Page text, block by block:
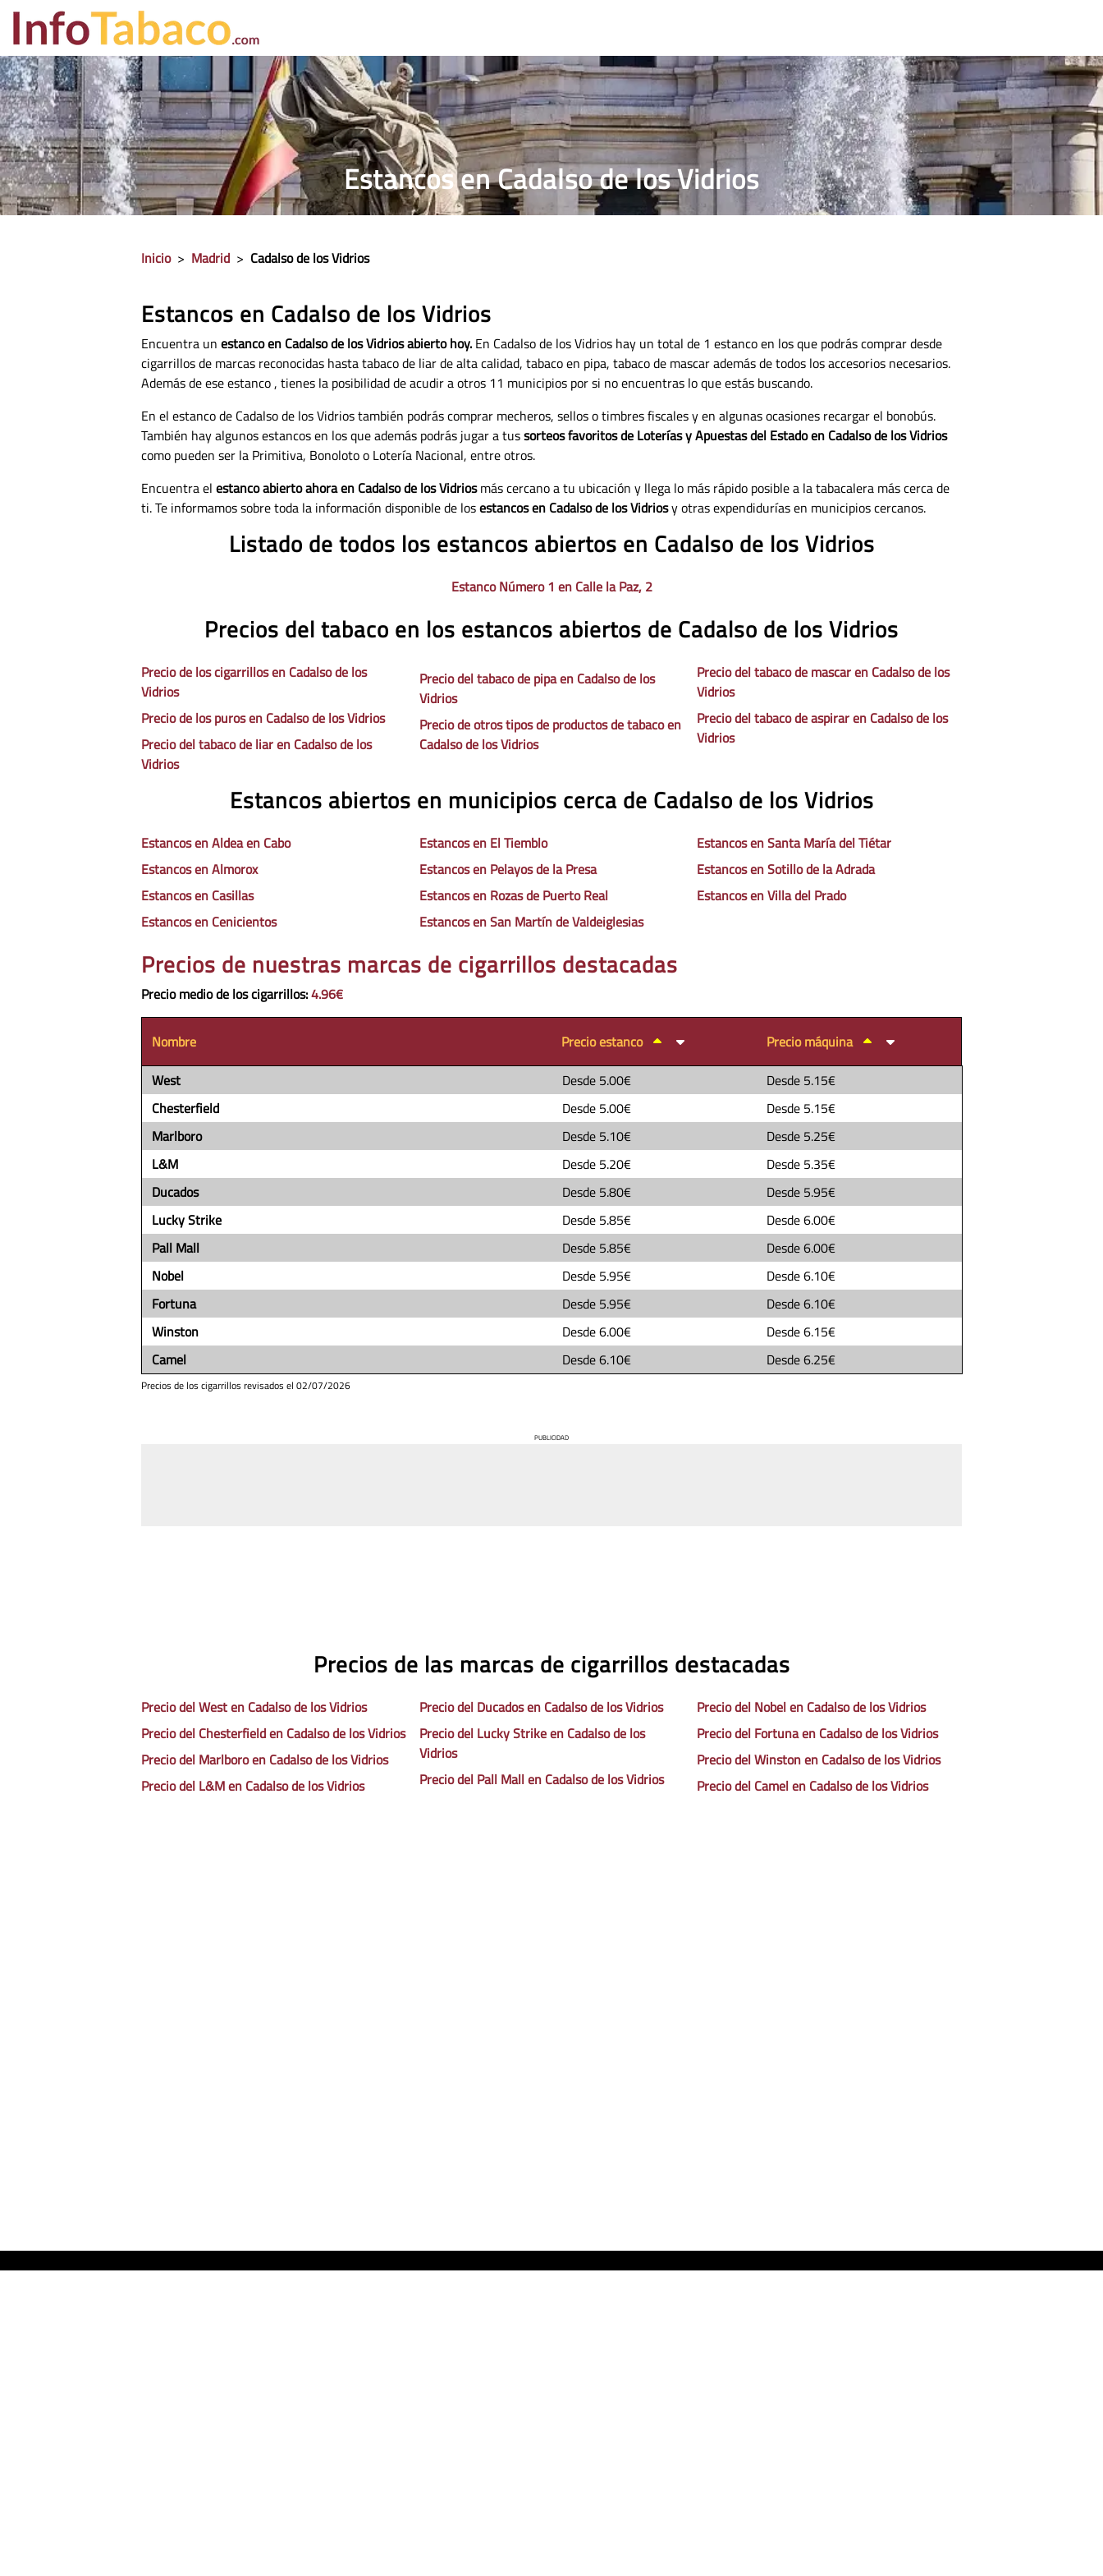
Estancos en Cadalso de los Vidrios
Inicio > Madrid > Cadalso de los Vidrios
Estancos en Cadalso de los Vidrios
Encuentra un estanco en Cadalso de los Vidrios abierto hoy. En Cadalso de los Vidrios hay un total de 1 estanco en los que podrás comprar desde
cigarrillos de marcas reconocidas hasta tabaco de liar de alta calidad, tabaco en pipa, tabaco de mascar además de todos los accesorios necesarios.
Además de ese estanco , tienes la posibilidad de acudir a otros 11 municipios por si no encuentras lo que estás buscando.
En el estanco de Cadalso de los Vidrios también podrás comprar mecheros, sellos o timbres fiscales y en algunas ocasiones recargar el bonobús.
También hay algunos estancos en los que además podrás jugar a tussorteos favoritos de Loterías y Apuestas del Estado en Cadalso de los Vidrios
como pueden ser la Primitiva, Bonoloto o Lotería Nacional, entre otros.
Encuentra el estanco abierto ahora en Cadalso de los Vidriosmás cercano a tu ubicación y llega lo más rápido posible a la tabacalera más cerca de
ti. Te informamos sobre toda la información disponible de losestancos en Cadalso de los Vidriosy otras expendidurías en municipios cercanos.
Listado de todos los estancos abiertos en Cadalso de los Vidrios
Estanco Número 1 en Calle la Paz, 2
Precios del tabaco en los estancos abiertos de Cadalso de los Vidrios
Precio de los cigarrillos en Cadalso de los
Vidrios
Precio de los puros en Cadalso de los Vidrios
Precio del tabaco de liar en Cadalso de los
Vidrios
Precio del tabaco de pipa en Cadalso de los
Vidrios
Precio de otros tipos de productos de tabaco en
Cadalso de los Vidrios
Precio del tabaco de mascar en Cadalso de los
Vidrios
Precio del tabaco de aspirar en Cadalso de los
Vidrios
Estancos abiertos en municipios cerca de Cadalso de los Vidrios
Estancos en Aldea en Cabo
Estancos en Almorox
Estancos en Casillas
Estancos en Cenicientos
Estancos en El Tiemblo
Estancos en Pelayos de la Presa
Estancos en Rozas de Puerto Real
Estancos en San Martín de Valdeiglesias
Estancos en Santa María del Tiétar
Estancos en Sotillo de la Adrada
Estancos en Villa del Prado
Precios de nuestras marcas de cigarrillos destacadas
Precio medio de los cigarrillos:4.96€
Nombre Precio estanco
Precio máquina
West
Desde 5.00€ Desde 5.15€
Chesterfield
Desde 5.00€ Desde 5.15€
Marlboro
Desde 5.10€ Desde 5.25€
L&M
Desde 5.20€ Desde 5.35€
Ducados
Desde 5.80€ Desde 5.95€
Lucky Strike
Desde 5.85€ Desde6.00€
Pall Mall
Desde 5.85€ Desde6.00€
Nobel
Desde 5.95€ Desde6.10€
Fortuna
Desde 5.95€ Desde6.10€
Winston
Desde6.00€ Desde6.15€
Camel
Desde6.10€ Desde6.25€
Precios de los cigarrillos revisados el 02/07/2026
PUBLICIDAD
Precios de las marcas de cigarrillos destacadas
Precio del West en Cadalso de los Vidrios
Precio del Chesterfield en Cadalso de los Vidrios
Precio del Marlboro en Cadalso de los Vidrios
Precio del L&M en Cadalso de los Vidrios
Precio del Ducados en Cadalso de los Vidrios
Precio del Lucky Strike en Cadalso de los
Vidrios
Precio del Pall Mall en Cadalso de los Vidrios
Precio del Nobel en Cadalso de los Vidrios
Precio del Fortuna en Cadalso de los Vidrios
Precio del Winston en Cadalso de los Vidrios
Precio del Camel en Cadalso de los Vidrios